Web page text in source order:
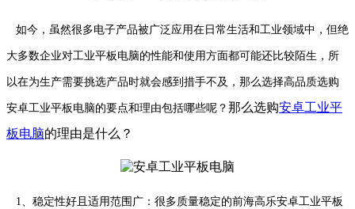
如今，虽然很多电子产品被广泛应用在日常生活和工业领域中，但绝
大多数企业对工业平板电脑的性能和使用方面都可能还比较陌生，所
以在为生产需要挑选产品时就会感到措手不及，那么选择高品质选购
安卓工业平板电脑的要点和理由包括哪些呢？ 那么选购安卓工业平
板电脑的理由是什么？
1、稳定性好且适用范围广：很多质量稳定的前海高乐安卓工业平板